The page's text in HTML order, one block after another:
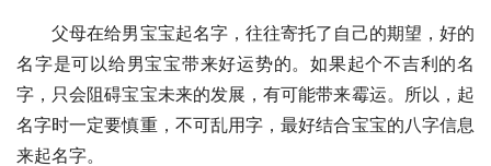
父母在给男宝宝起名字，往往寄托了自己的期望，好的
名字是可以给男宝宝带来好运势的。如果起个不吉利的名
字，只会阻碍宝宝未来的发展，有可能带来霉运。所以，起
名字时一定要慎重，不可乱用字，最好结合宝宝的八字信息
来起名字。